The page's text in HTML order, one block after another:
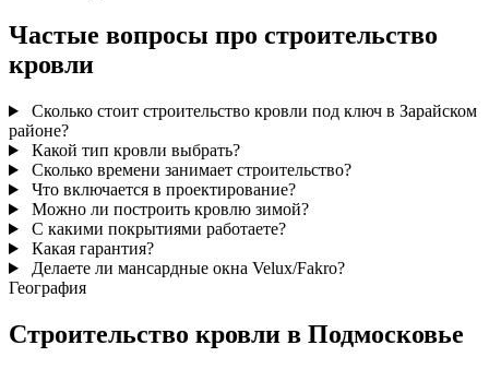
Частые вопросы про строительство
кровли
Сколько стоит строительство кровли под ключ в Зарайском
районе?
Какой тип кровли выбрать?
Сколько времени занимает строительство?
Что включается в проектирование?
Можно ли построить кровлю зимой?
С какими покрытиями работаете?
Какая гарантия?
Делаете ли мансардные окна Velux/Fakro?
География
Строительство кровли в Подмосковье